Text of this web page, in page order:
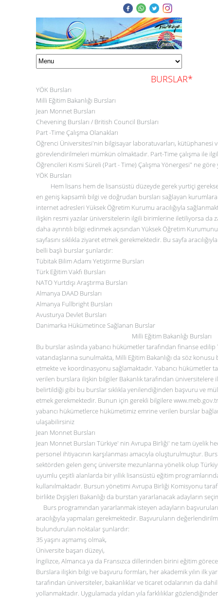
BURSLAR*
YÖK Bursları
Milli Eğitim Bakanlığı Bursları
Jean Monnet Bursları
Chevening Bursları / British Council Bursları
Part -Time Çalışma Olanakları
Öğrenci Üniversitesi'nin bilgisayar laboratuvarları, kütüphanesi
görevlendirilmeleri mümkün olmaktadır. Part-Time çalışma ile
Öğrencileri Kısmi Süreli (Part - Time) Çalışma Yönergesi" ne göre
YÖK Bursları
Hem lisans hem de lisansüstü düzeyde gerek yurtiçi gerekse
en geniş kapsamlı bilgi ve doğrudan bursları sağlayan
internet adresleri Yüksek Öğretim Kurumu aracılığıyla
ilişkin resmi yazılar üniversitelerin ilgili birimlerine iletiliyorsa da
daha ayrıntılı bilgi edinmek açısından Yüksek Öğretim
sayfasını sıklıkla ziyaret etmek gerekmektedir. Bu sayfa
belli başlı burslar şunlardır:
Tübitak Bilim Adamı Yetiştirme Bursları
Türk Eğitim Vakfı Bursları
NATO Yurtdışı Araştırma Bursları
Almanya DAAD Bursları
Almanya Fullbright Bursları
Avusturya Devlet Bursları
Danimarka Hükümetince Sağlanan Burslar
Milli Eğitim Bakanlığı Bursları
Bu burslar aslında yabancı hükümetler tarafından finanse
vatandaşlarına sunulmakta, Milli Eğitim Bakanlığı da söz konusu
etmekte ve koordinasyonu sağlamaktadır. Yabancı hükümetler
verilen burslara ilişkin bilgiler Bakanlık tarafından üniversitelere
belirtildiği gibi bu burslar sıklıkla yenilendiğinden başvuru ve
etmek gerekmektedir. Bunun için gerekli bilgilere
yabancı hükümetlerce hükümetimiz emrine verilen burslar
ulaşabilirsiniz
Jean Monnet Bursları
Jean Monnet Bursları Türkiye' nin Avrupa Birliği' ne tam üyelik
personel ihtiyacının karşılanması amacıyla oluşturulmuştur.
sektörden gelen genç üniversite mezunlarına yönelik olup
uyumlu çeşitli alanlarda bir yıllık lisansüstü eğitim
kullanılmaktadır. Bursun yönetimi Avrupa Birliği Komisyonu
birlikte Dışişleri Bakanlığı da burstan yararlanacak adayların
Burs programından yararlanmak isteyen adayların
aracılığıyla yapmaları gerekmektedir. Başvuruların
bulundurulan noktalar şunlardır:
35 yaşını aşmamış olmak,
Üniversite başarı düzeyi,
İngilizce, Almanca ya da Fransızca dillerinden birini eğitim
Burslara ilişkin bilgi ve başvuru formları, her akademik yılın ilk
tarafından üniversiteler, bakanlıklar ve ticaret odalarının da
yollanmaktadır. Uygulamada yıldan yıla farklılıklar